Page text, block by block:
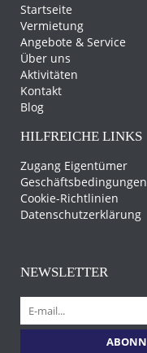
Startseite
Vermietung
Angebote & Service
Über uns
Aktivitäten
Kontakt
Blog
HILFREICHE LINKS
Zugang Eigentümer
Geschäftsbedingungen
Cookie-Richtlinien
Datenschutzerklärung
NEWSLETTER